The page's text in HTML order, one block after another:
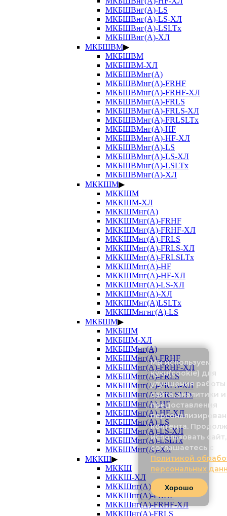
МКБШВнг(А)-LS
МКБШВнг(А)-LS-ХЛ
МКБШВнг(А)-LSLTx
МКБШВнг(А)-ХЛ
МКБШВМ▶
МКБШВМ
МКБШВМ-ХЛ
МКБШВМнг(А)
МКБШВМнг(А)-FRHF
МКБШВМнг(А)-FRHF-ХЛ
МКБШВМнг(А)-FRLS
МКБШВМнг(А)-FRLS-ХЛ
МКБШВМнг(А)-FRLSLTx
МКБШВМнг(А)-HF
МКБШВМнг(А)-HF-ХЛ
МКБШВМнг(А)-LS
МКБШВМнг(А)-LS-ХЛ
МКБШВМнг(А)-LSLTx
МКБШВМнг(А)-ХЛ
МККШМ▶
МККШМ
МККШМ-ХЛ
МККШМнг(А)
МККШМнг(А)-FRHF
МККШМнг(А)-FRHF-ХЛ
МККШМнг(А)-FRLS
МККШМнг(А)-FRLS-ХЛ
МККШМнг(А)-FRLSLTx
МККШМнг(А)-HF
МККШМнг(А)-HF-ХЛ
МККШМнг(А)-LS-ХЛ
МККШМнг(А)-ХЛ
МККШМнг(А)LSLTx
МККШМнгнг(А)-LS
МКБШМ▶
МКБШМ
МКБШМ-ХЛ
МКБШМнг(А)
МКБШМнг(А)-FRHF
МКБШМнг(А)-FRHF-ХЛ
МКБШМнг(А)-FRLS
МКБШМнг(А)-FRLS-ХЛ
МКБШМнг(А)-FRLSLTx
МКБШМнг(А)-HF
МКБШМнг(А)-HF-ХЛ
МКБШМнг(А)-LS
МКБШМнг(А)-LS-ХЛ
МКБШМнг(А)-LSLTx
МКБШМнг(А)-ХЛ
МККШ▶
МККШ
МККШ-ХЛ
МККШнг(А)
МККШнг(А)-FRHF
МККШнг(А)-FRHF-ХЛ
МККШнг(А)-FRLS
Мы используем
куки(cookie) для
улучшения работы
сайта, аналитики и
предоставления
контента.
использовать
соглашаетесь с
Политикой
персональных
Хорошо